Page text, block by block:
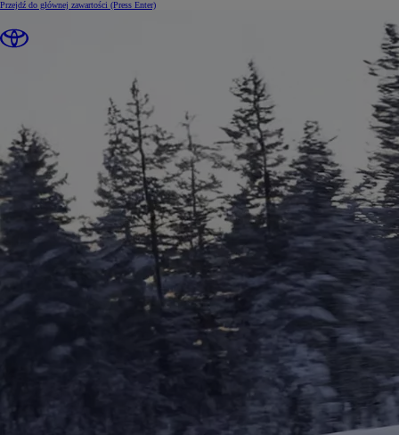
Przejdź do głównej zawartości (Press Enter)